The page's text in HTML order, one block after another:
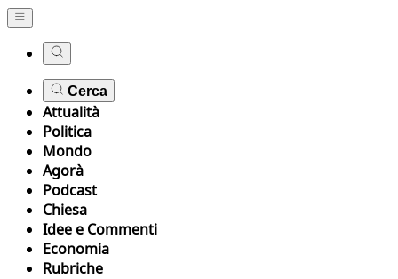
Cerca
Attualità
Politica
Mondo
Agorà
Podcast
Chiesa
Idee e Commenti
Economia
Rubriche